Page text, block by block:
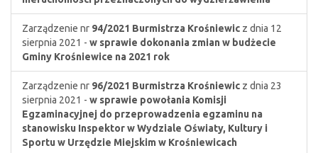
Zarządzenie nr 94/2021 Burmistrza Krośniewic z dnia 12
sierpnia 2021 - w sprawie dokonania zmian w budżecie
Gminy Krośniewice na 2021 rok
Zarządzenie nr 96/2021 Burmistrza Krośniewic z dnia 23
sierpnia 2021 - w sprawie powołania Komisji
Egzaminacyjnej do przeprowadzenia egzaminu na
stanowisku Inspektor w Wydziale Oświaty, Kultury i
Sportu w Urzędzie Miejskim w Krośniewicach